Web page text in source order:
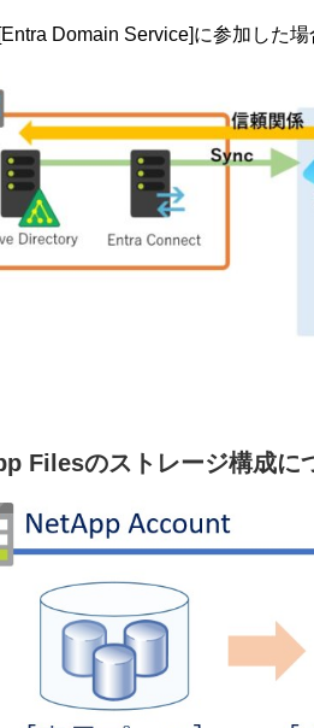
Domain Service]に参加した場
Filesのストレージ構成に